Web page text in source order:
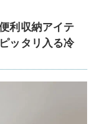
利収納アイテ
ッタリ入る冷